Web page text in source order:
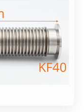
Alternative: